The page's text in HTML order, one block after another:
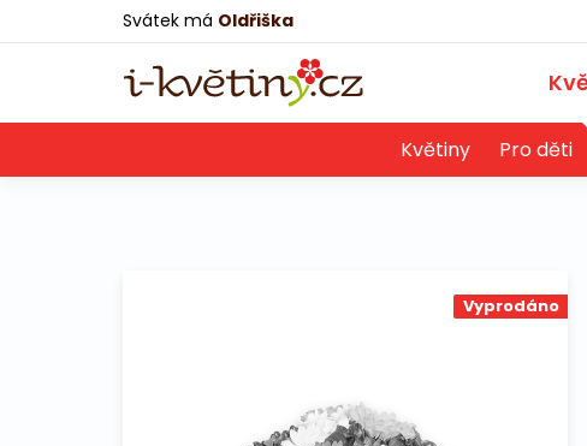
Svátek má Oldřiška
Květiny Pro děti
Vyprodáno